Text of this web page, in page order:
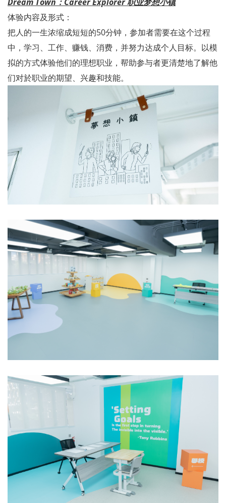
体验内容及形式：
把人的一生浓缩成短短的50分钟，参加者需要在这个过程
中，学习、工作、赚钱、消费，并努力达成个人目标。以模
拟的方式体验他们的理想职业，帮助参与者更清楚地了解他
们对於职业的期望、兴趣和技能。